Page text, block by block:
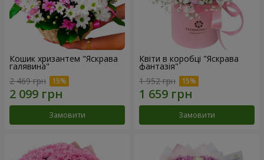
Кошик хризантем "Яскрава
галявина"
2 469 грн
Замовити
Квіти в коробці "Яскрава
фантазія"
1 952 грн
Замовити